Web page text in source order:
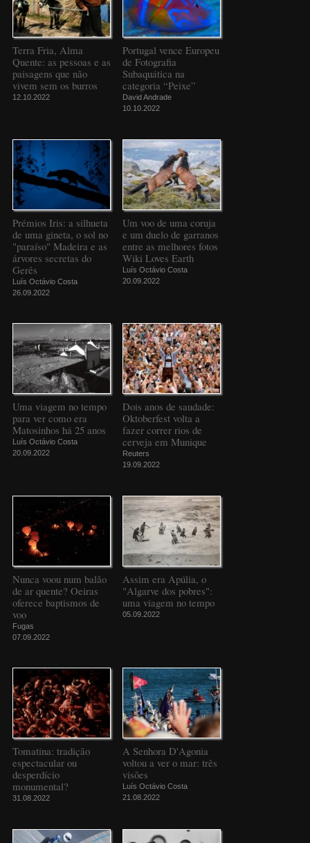
Terra Fria, Alma
Quente: as pessoas e as
paisagens que não
vivem sem os burros
12.10.2022
Portugal vence Europeu
de Fotografia
Subaquática na
categoria “Peixe”
David Andrade
10.10.2022
Prémios Iris: a silhueta
de uma gineta, o sol no
"paraíso" Madeira e as
árvores secretas do
Gerês
Luís Octávio Costa
26.09.2022
Um voo de uma coruja
e um duelo de garranos
entre as melhores fotos
Wiki Loves Earth
Luís Octávio Costa
20.09.2022
Uma viagem no tempo
para ver como era
Matosinhos há 25 anos
Luís Octávio Costa
20.09.2022
Dois anos de saudade:
Oktoberfest volta a
fazer correr rios de
cerveja em Munique
Reuters
19.09.2022
Nunca voou num balão
de ar quente? Oeiras
oferece baptismos de
voo
Fugas
07.09.2022
Assim era Apúlia, o
"Algarve dos pobres":
uma viagem no tempo
05.09.2022
Tomatina: tradição
espectacular ou
desperdício
monumental?
31.08.2022
A Senhora D'Agonia
voltou a ver o mar: três
visões
Luís Octávio Costa
21.08.2022